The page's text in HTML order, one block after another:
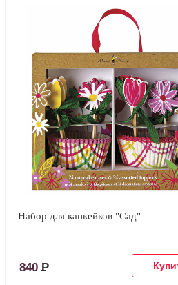
Набор для капкейков "Сад"
840 Р